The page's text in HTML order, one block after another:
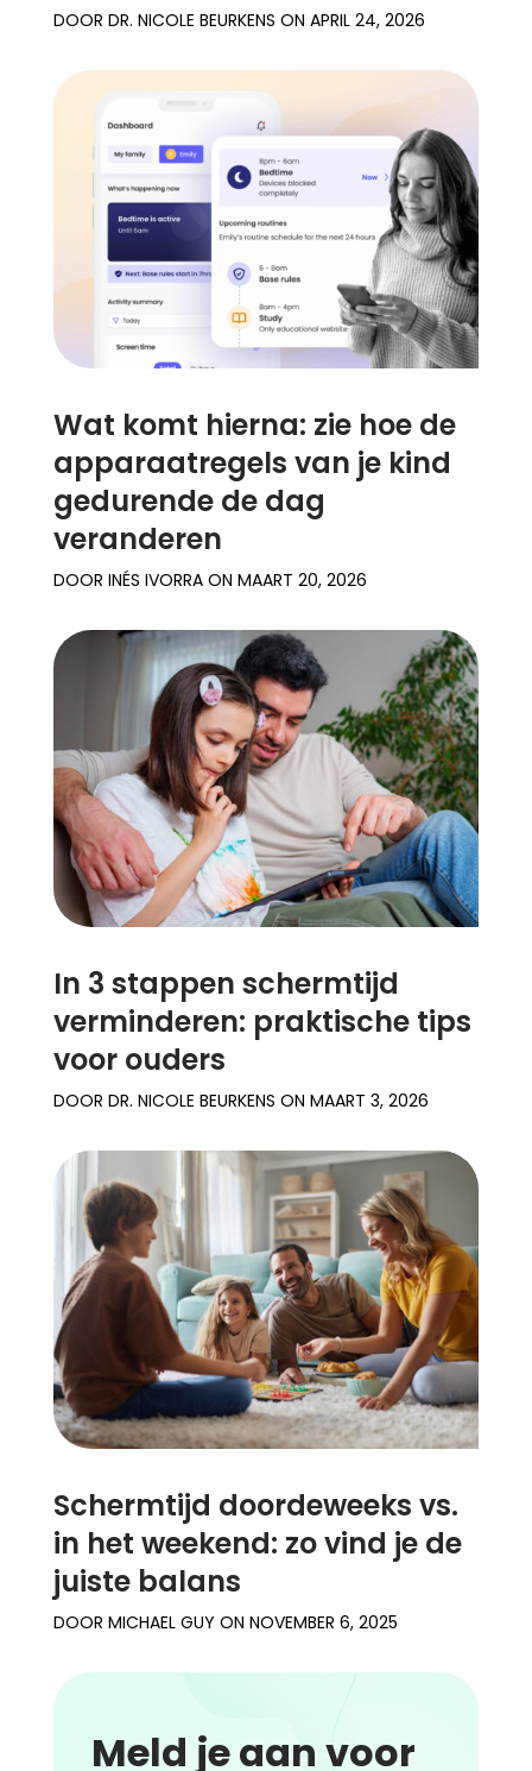
DOOR DR. NICOLE BEURKENS ON APRIL 24, 2026
Wat komt hierna: zie hoe de
apparaatregels van je kind
gedurende de dag
veranderen
DOOR INÉS IVORRAON MAART 20, 2026
In 3 stappen schermtijd
verminderen: praktische tips
voor ouders
DOOR DR. NICOLE BEURKENS ON MAART 3, 2026
Schermtijd doordeweeks vs.
in het weekend: zo vind je de
juiste balans
DOOR MICHAEL GUY ON NOVEMBER 6, 2025
Meld je aan voor